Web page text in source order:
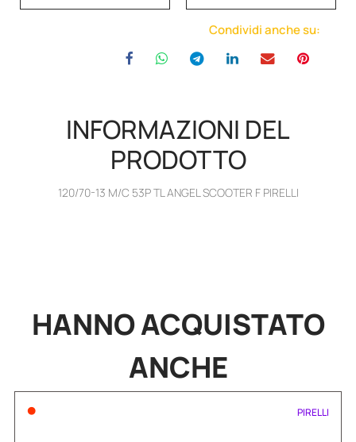
Condividi anche su:
INFORMAZIONI DEL
PRODOTTO
120/70-13 M/C 53P TL ANGEL SCOOTER F PIRELLI
HANNOACQUISTATO
ANCHE
• PIRELLI